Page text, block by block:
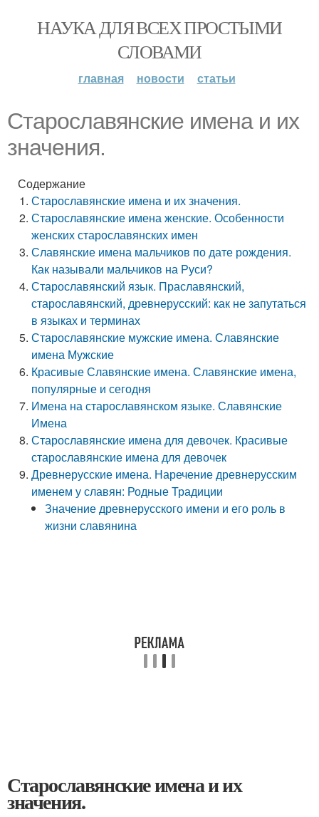
НАУКА ДЛЯ ВСЕХ ПРОСТЫМИ
СЛОВАМИ
главная новости статьи
Старославянские имена и их
значения.
Содержание
Старославянские имена и их значения.
Старославянские имена женские. Особенности
женских старославянских имен
Славянские имена мальчиков по дате рождения.
Как называли мальчиков на Руси?
Старославянский язык. Праславянский,
старославянский, древнерусский: как не запутаться
в языках и терминах
Старославянские мужские имена. Славянские
имена Мужские
Красивые Славянские имена. Славянские имена,
популярные и сегодня
Имена на старославянском языке. Славянские
Имена
Старославянские имена для девочек. Красивые
старославянские имена для девочек
Древнерусские имена. Наречение древнерусским
именем у славян: Родные Традиции
Значение древнерусского имени и его роль в
жизни славянина
Старославянские имена и их
значения.